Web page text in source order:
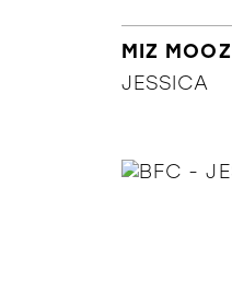
MIZ MOOZ
JESSICA